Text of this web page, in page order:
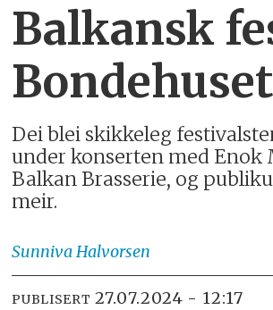
Balkansk
Bondehuset
Dei blei skikkeleg
under konserten med Enok
Balkan Brasserie, og
meir.
Sunniva Halvorsen
PUBLISERT 27.07.2024 - 12:17